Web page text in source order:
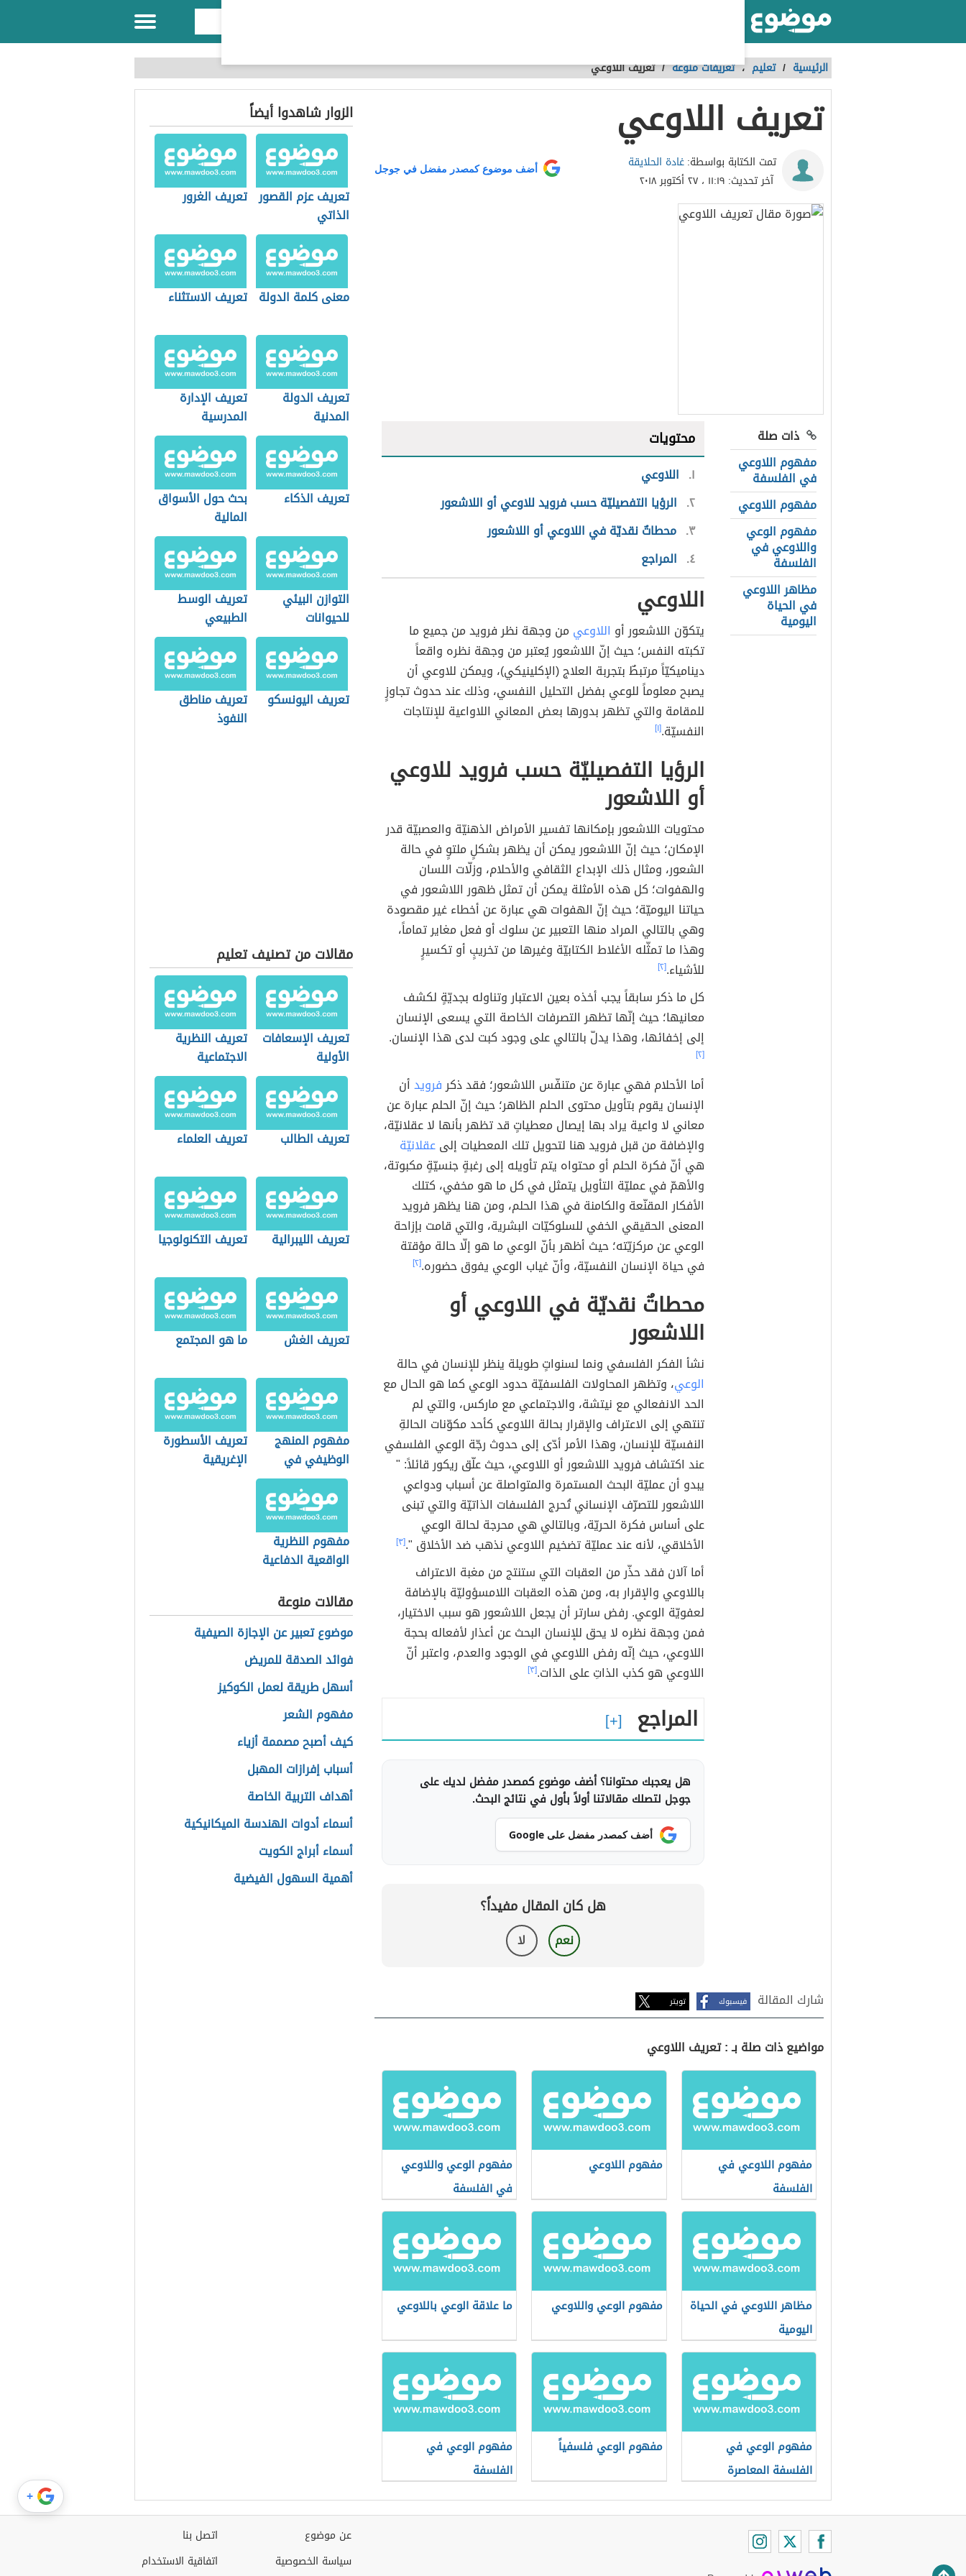
الرئيسية / تعليم ،تعريفات منوعة /تعريف اللاوعي
تعريف اللاوعي
تمت الكتابة بواسطة:غادة الحلايقة
آخر تحديث: ١١:١٩ ، ٢٧ أكتوبر ٢٠١٨
أضف موضوع كمصدر مفضل في جوجل
ذات صلة
مفهوم اللاوعي
في الفلسفة
مفهوم اللاوعي
مفهوم الوعي
واللاوعي في
الفلسفة
مظاهر اللاوعي
في الحياة
اليومية
محتويات
١ اللاوعي
٢ الرؤيا التفصيليّة حسب فرويد للاوعي أو اللاشعور
٣ محطاتٌ نقديّة في اللاوعي أو اللاشعور
٤ المراجع
اللاوعي
يتكوّن اللاشعور أو اللاوعي من وجهة نظر فرويد من جميع ما
تكبته النفس؛ حيث إنّ اللاشعور يُعتبر من وجهة نظره واقعاً
ديناميكيّاً مرتبطٌ بتجربة العلاج (الإكلينيكي)، ويمكن للاوعي أن
يصبح معلوماً للوعي بفضل التحليل النفسي، وذلك عند حدوث تجاوزٍ
للمقامة والتي تظهر بدورها بعض المعاني اللاواعية للإنتاجات
النفسيّة.[١]
الرؤيا التفصيليّة حسب فرويد للاوعي
أو اللاشعور
محتويات اللاشعور بإمكانها تفسير الأمراض الذهنيّة والعصبيّة قدر
الإمكان؛ حيث إنّ اللاشعور يمكن أن يظهر بشكلٍ ملتوٍ في حالة
الشعور، ومثال ذلك الإبداع الثقافي والأحلام، وزلّات اللسان
والهفوات؛ كل هذه الأمثلة يمكن أن تمثل ظهور اللاشعور في
حياتنا اليوميّة؛ حيث إنّ الهفوات هي عبارة عن أخطاء غير مقصودة
وهي بالتالي المراد منها التعبير عن سلوك أو فعل مغاير تماماً،
وهذا ما تمثّله الأغلاط الكتابيّة وغيرها من تخريبٍ أو تكسيرٍ
للأشياء.[٢]
كل ما ذكر سابقاً يجب أخذه بعين الاعتبار وتناوله بجديّةٍ لكشف
معانيها؛ حيث إنّها تظهر التصرفات الخاصة التي يسعى الإنسان
إلى إخفائها، وهذا يدلّ بالتالي على وجود كبت لدى هذا الإنسان.
[٢]
أما الأحلام فهي عبارة عن متنفّس اللاشعور؛ فقد ذكرفرويدأن
الإنسان يقوم بتأويل محتوى الحلم الظاهر؛ حيث إنّ الحلم عبارة عن
معاني لا واعية يراد بها إيصال معطياتٍ قد تظهر بأنها لا عقلانيّة،
والإضافة من قبل فرويد هنا لتحويل تلك المعطيات إلىعقلانيّة
هي أنّ فكرة الحلم أو محتواه يتم تأويله إلى رغبةٍ جنسيّةٍ مكبوتة،
والأهمّ في عمليّة التأويل يتمثل في كل ما هو مخفي، كتلك
الأفكار المقنّعة والكامنة في هذا الحلم، ومن هنا يظهر فرويد
المعنى الحقيقي الخفي للسلوكيّات البشرية، والتي قامت بإزاحة
الوعي عن مركزيّته؛ حيث أظهر بأنّ الوعي ما هو إلّا حالة مؤقتة
في حياة الإنسان النفسيّة، وأنّ غياب الوعي يفوق حضوره.[٢]
محطاتٌ نقديّة في اللاوعي أو
اللاشعور
نشأ الفكر الفلسفي ونما لسنواتٍ طويلة ينظر للإنسان في حالة
الوعي، وتظهر المحاولات الفلسفيّة حدود الوعي كما هو الحال مع
الحد الانفعالي مع نيتشة، والاجتماعي مع ماركس، والتي لم
تنتهي إلى الاعتراف والإقرار بحالة اللاوعي كأحد مكوّنات الحالةِ
النفسيّة للإنسان، وهذا الأمر أدّى إلى حدوث رجّة الوعي الفلسفي
عند اكتشاف فرويد اللاشعور أو اللاوعي، حيث علّق ريكور قائلاً: "
يبدو أن عمليّة البحث المستمرة والمتواصلة عن أسباب ودواعي
اللاشعور للتصرّف الإنساني تُحرج الفلسفات الذاتيّة والتي تبنى
على أساس فكرة الحريّة، وبالتالي هي محرجة لحالة الوعي
الأخلاقي، لأنه عند عمليّة تضخيم اللاوعي نذهب ضد الأخلاق ".[٣]
أما آلان فقد حذّر من العقبات التي ستنتج من مغبة الاعتراف
باللاوعي والإقرار به، ومن هذه العقبات اللامسؤوليّة بالإضافة
لعفويّة الوعي. رفض سارتر أن يجعل اللاشعور هو سبب الاختيار،
فمن وجهة نظره لا يحق للإنسان البحث عن أعذار لأفعاله بحجة
اللاوعي، حيث إنّه رفض اللاوعي في الوجود والعدم، واعتبر أنّ
اللاوعي هو كذب الذاتِ على الذات.[٣]
المراجع
هل يعجبك محتوانا؟ أضف موضوع كمصدر مفضل لديك على
جوجل لتصلك مقالاتنا أولاً بأول في نتائج البحث.
أضف كمصدر مفضل على Google
هل كان المقال مفيداً؟
نعم لا
شارك المقالة فيسبوك تويتر
مواضيع ذات صلة بـ : تعريف اللاوعي
مفهوم اللاوعي في
الفلسفة
مفهوم اللاوعي
مفهوم الوعي واللاوعي
في الفلسفة
مظاهر اللاوعي في الحياة
اليومية
مفهوم الوعي واللاوعي ما علاقة الوعي باللاوعي
مفهوم الوعي في
الفلسفة المعاصرة
مفهوم الوعي فلسفياً
مفهوم الوعي في
الفلسفة
الزوار شاهدوا أيضاً
تعريف عزم القصور
الذاتي
تعريف الغرور
معنى كلمة الدولة تعريف الاستثناء
تعريف الدولة
المدنية
تعريف الإدارة
المدرسية
تعريف الذكاء
بحث حول الأسواق
المالية
التوازن البيئي
للحيوانات
تعريف الوسط
الطبيعي
تعريف اليونسكو
تعريف مناطق
النفوذ
مقالات من تصنيف تعليم
تعريف الإسعافات
الأولية
تعريف النظرية
الاجتماعية
تعريف الطالب تعريف العلماء
تعريف الليبرالية تعريف التكنولوجيا
تعريف الغش ما هو المجتمع
مفهوم المنهج
الوظيفي في
الجغرافيا السياسية
تعريف الأسطورة
الإغريقية
مفهوم النظرية
الواقعية الدفاعية
مقالات منوعة
موضوع تعبير عن الإجازة الصيفية
فوائد الصدقة للمريض
أسهل طريقة لعمل الكوكيز
مفهوم الشعر
كيف أصبح مصممة أزياء
أسباب إفرازات المهبل
أهداف التربية الخاصة
أسماء أدوات الهندسة الميكانيكية
أسماء أبراج الكويت
أهمية السهول الفيضية
اتصل بنا
اتفاقية الاستخدام
عن موضوع
سياسة الخصوصية
+